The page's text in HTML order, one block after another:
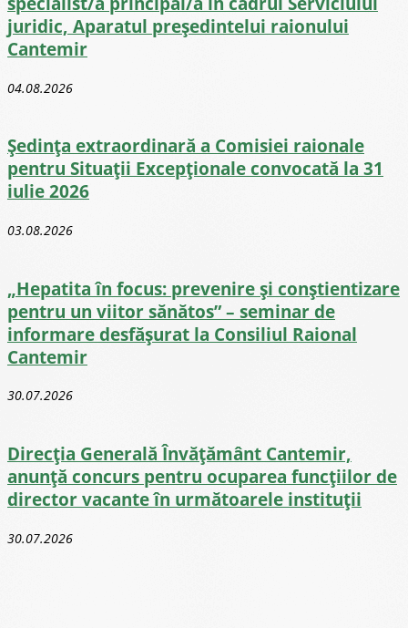
juridic, Aparatul președintelui raionului
Cantemir
04.08.2026
Ședința extraordinară a Comisiei raionale
pentru Situații Excepționale convocată la 31
iulie 2026
03.08.2026
„Hepatita în focus: prevenire și conștientizare
pentru un viitor sănătos” – seminar de
informare desfășurat la Consiliul Raional
Cantemir
30.07.2026
Direcţia Generală Învăţământ Cantemir,
anunță concurs pentru ocuparea funcţiilor de
director vacante în următoarele instituții
30.07.2026